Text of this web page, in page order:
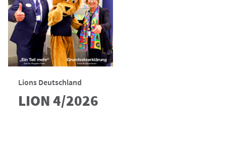
Lions Deutschland
LION 4/2026